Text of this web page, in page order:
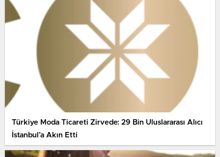
Türkiye Moda Ticareti Zirvede: 29 Bin Uluslararası Alıcı
İstanbul’a Akın Etti